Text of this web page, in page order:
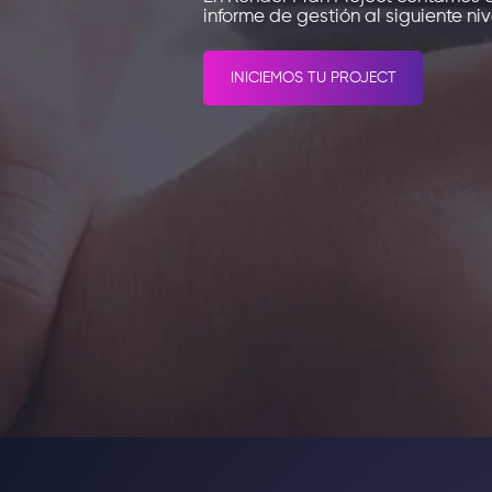
informe de gestión al siguiente
INICIEMOS TU PROJECT